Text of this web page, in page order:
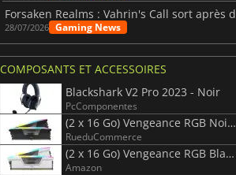
28/07/2026 Gaming News
COMPOSANTS ET ACCESSOIRES
Blackshark V2 Pro 2023 - Noir
PcComponentes
(2 x 16 Go) Vengeance RGB Noir AMD Expo 6000 MHz - CAS 30
RueduCommerce
(2 x 16 Go) Vengeance RGB Blanc 6400 MHz - CAS 32
Amazon